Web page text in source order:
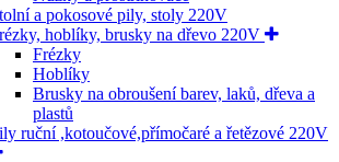
a pokosové pily, stoly 220V
hoblíky, brusky na dřevo 220V
Frézky
Hoblíky
Brusky na obroušení barev, laků, dřeva a
plastů
ruční ,kotoučové,přímočaré a řetězové 220V